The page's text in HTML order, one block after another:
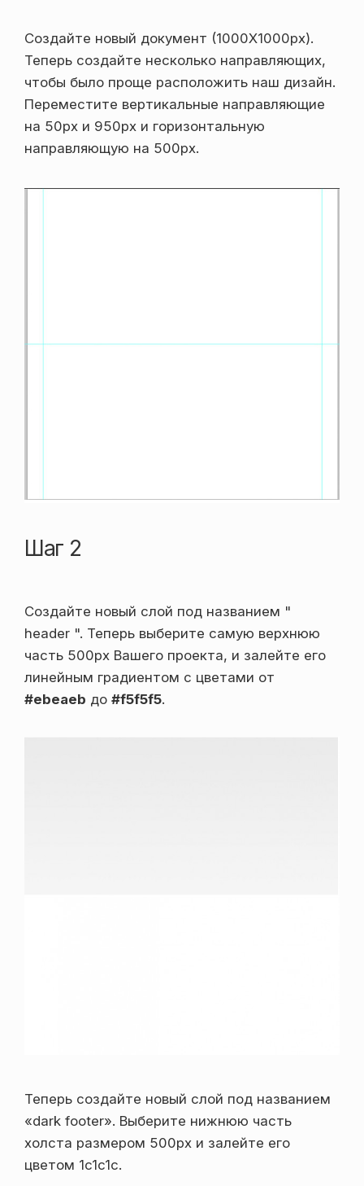
Создайте новый документ (1000X1000px).
Теперь создайте несколько направляющих,
чтобы было проще расположить наш дизайн.
Переместите вертикальные направляющие
на 50px и 950px и горизонтальную
направляющую на 500px.
Шаг 2
Создайте новый слой под названием "
header ". Теперь выберите самую верхнюю
часть 500px Вашего проекта, и залейте его
линейным градиентом с цветами от
#ebeaeb до #f5f5f5.
Теперь создайте новый слой под названием
«dark footer». Выберите нижнюю часть
холста размером 500px и залейте его
цветом 1c1c1c.